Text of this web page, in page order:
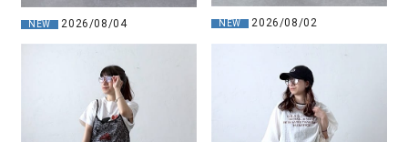
NEW 2026/08/04 NEW 2026/08/02